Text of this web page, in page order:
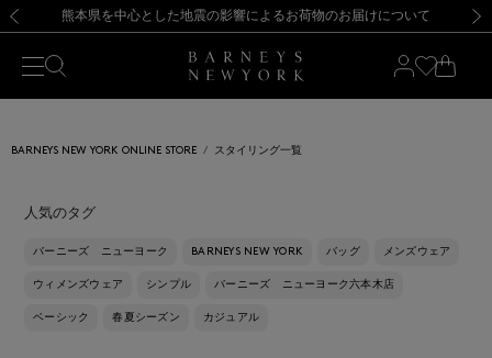
新規登録のお客様も対象！＜MY BARNEYS＞会員のお客様は11,000円（税込）以上のお買上げで常時送料無料！お買い物の際は会員登録を！
【夏季休業に伴う返品・交換承り一時停止のお知らせ】（2026.8.5）
熊本県を中心とした地震の影響によるお荷物のお届けについて
【開催中】SUMMER SALEのご案内・ご注意事項 新規登録のお客様も対象！＜MY BARNEYS＞会員のお客様は11,000円（税込）以上のお買上げで常時送料無料！お買い物の際は会員登録を！
【夏季休業に伴う返品・交換承り一時停止のお知らせ】（2026.8.5）
BARNEYS NEW YORK ONLINE STORE スタイリング一覧
人気のタグ
バーニーズ ニューヨーク BARNEYS NEW YORK バッグ メンズウェア
ウィメンズウェア シンプル バーニーズ ニューヨーク六本木店
ベーシック 春夏シーズン カジュアル